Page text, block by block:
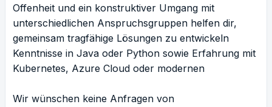
Offenheit und ein konstruktiver Umgang mit
unterschiedlichen Anspruchsgruppen helfen dir,
gemeinsam tragfähige Lösungen zu entwickeln
Kenntnisse in Java oder Python sowie Erfahrung mit
Kubernetes, Azure Cloud oder modernen
Wir wünschen keine Anfragen von